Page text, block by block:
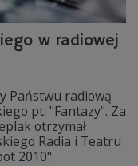
w radiowej
Państwu radiową
pt. "Fantazy". Za
otrzymał
Radia i Teatru
2010".